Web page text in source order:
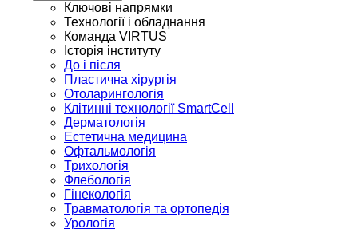
Ключові напрямки
Технології і обладнання
Команда VIRTUS
Історія інституту
До і після
Пластична хірургія
Отоларингологія
Клітинні технології SmartCell
Дерматологія
Естетична медицина
Офтальмологія
Трихологія
Флебологія
Гінекологія
Травматологія та ортопедія
Урологія